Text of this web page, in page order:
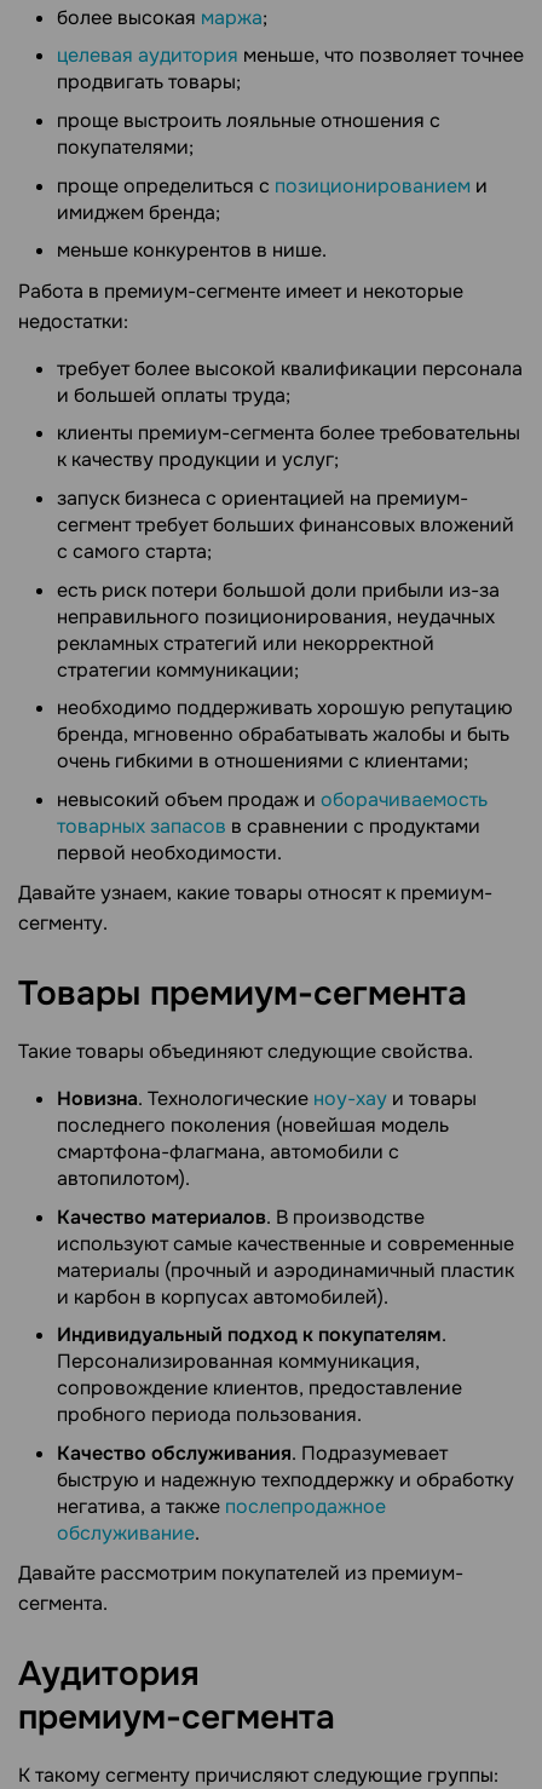
более высокая маржа;
целевая аудитория меньше, что позволяет точнее
продвигать товары;
проще выстроить лояльные отношения с
покупателями;
проще определиться с позиционированием и
имиджем бренда;
меньше конкурентов в нише.
Работа в премиум-сегменте имеет и некоторые
недостатки:
требует более высокой квалификации персонала
и большей оплаты труда;
клиенты премиум-сегмента более требовательны
к качеству продукции и услуг;
запуск бизнеса с ориентацией на премиум-
сегмент требует больших финансовых вложений
с самого старта;
есть риск потери большой доли прибыли из-за
неправильного позиционирования, неудачных
рекламных стратегий или некорректной
стратегии коммуникации;
необходимо поддерживать хорошую репутацию
бренда, мгновенно обрабатывать жалобы и быть
очень гибкими в отношениями с клиентами;
невысокий объем продаж и оборачиваемость
товарных запасов в сравнении с продуктами
первой необходимости.
Давайте узнаем, какие товары относят к премиум-
сегменту.
Товары премиум-сегмента
Такие товары объединяют следующие свойства.
Новизна. Технологические ноу-хау и товары
последнего поколения (новейшая модель
смартфона-флагмана, автомобили с
автопилотом).
Качество материалов. В производстве
используют самые качественные и современные
материалы (прочный и аэродинамичный пластик
и карбон в корпусах автомобилей).
Индивидуальный подход к покупателям.
Персонализированная коммуникация,
сопровождение клиентов, предоставление
пробного периода пользования.
Качество обслуживания. Подразумевает
быструю и надежную техподдержку и обработку
негатива, а также послепродажное
обслуживание.
Давайте рассмотрим покупателей из премиум-
сегмента.
Аудитория
премиум-сегмента
К такому сегменту причисляют следующие группы: